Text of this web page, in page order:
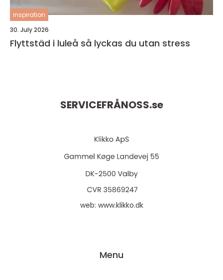
inspiration
30. July 2026
Flyttstäd i luleå så lyckas du utan stress
SERVICEFRÅNOSS.se
web: www.klikko.dk
Menu